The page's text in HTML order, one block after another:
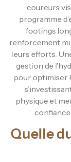
coureurs
programme
footings
renforcement
leurs efforts.
gestion de
pour optimiser
physique et
confiance
Quelle